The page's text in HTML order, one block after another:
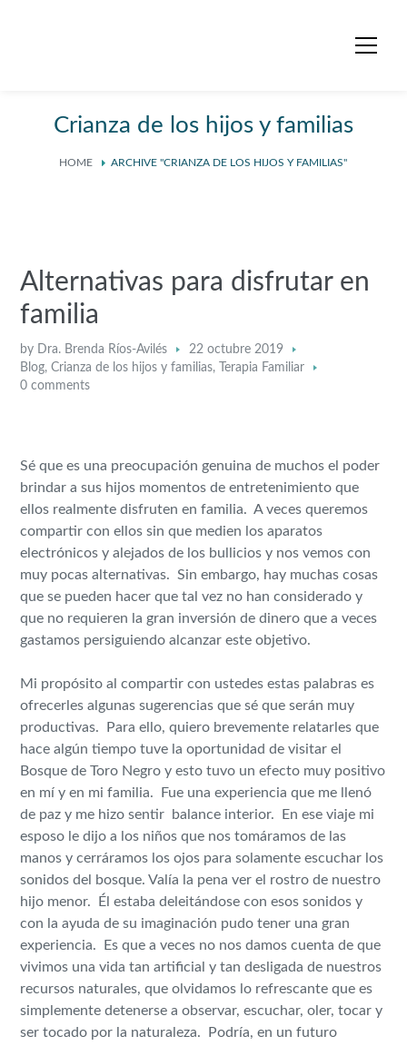
Crianza de los hijos y familias
HOME ARCHIVE "CRIANZA DE LOS HIJOS Y FAMILIAS"
Alternativas para disfrutar en
familia
by Dra. Brenda Ríos-Avilés
22 octubre 2019
Blog,Crianza de los hijos y familias,
Terapia Familiar
0 comments
Sé que es una preocupación genuina de muchos el poder
brindar a sus hijos momentos de entretenimiento que
ellos realmente disfruten en familia. A veces queremos
compartir con ellos sin que medien los aparatos
electrónicos y alejados de los bullicios y nos vemos con
muy pocas alternativas. Sin embargo, hay muchas cosas
que se pueden hacer que tal vez no han considerado y
que no requieren la gran inversión de dinero que a veces
gastamos persiguiendo alcanzar este objetivo.
Mi propósito al compartir con ustedes estas palabras es
ofrecerles algunas sugerencias que sé que serán muy
productivas. Para ello, quiero brevemente relatarles que
hace algún tiempo tuve la oportunidad de visitar el
Bosque de Toro Negro y esto tuvo un efecto muy positivo
en mí y en mi familia. Fue una experiencia que me llenó
de paz y me hizo sentir balance interior. En ese viaje mi
esposo le dijo a los niños que nos tomáramos de las
manos y cerráramos los ojos para solamente escuchar los
sonidos del bosque. Valía la pena ver el rostro de nuestro
hijo menor. Él estaba deleitándose con esos sonidos y
con la ayuda de su imaginación pudo tener una gran
experiencia. Es que a veces no nos damos cuenta de que
vivimos una vida tan artificial y tan desligada de nuestros
recursos naturales, que olvidamos lo refrescante que es
simplemente detenerse a observar, escuchar, oler, tocar y
ser tocado por la naturaleza. Podría, en un futuro